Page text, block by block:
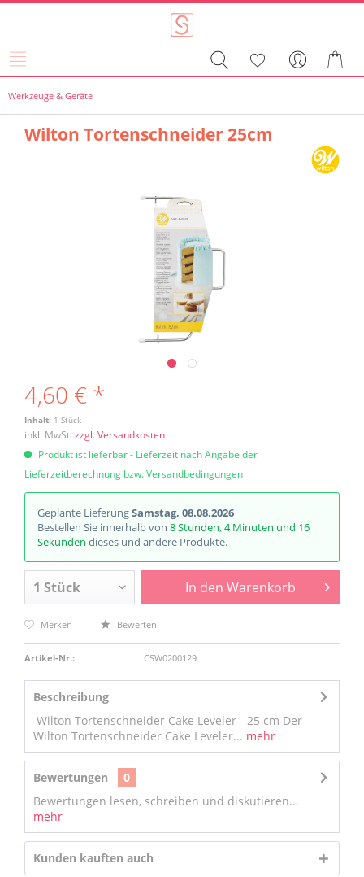
Werkzeuge & Geräte
Wilton Tortenschneider 25cm
4,60 € *
Inhalt: 1 Stück
inkl. MwSt. zzgl. Versandkosten
Produkt ist lieferbar - Lieferzeit nach Angabe der
Lieferzeitberechnung bzw. Versandbedingungen
Geplante LieferungSamstag, 08.08.2026
Bestellen Sie innerhalb von 8 Stunden, 4 Minuten und 15
Sekunden dieses und andere Produkte.
In den Warenkorb
Merken Bewerten
Artikel-Nr.: CSW0200129
Beschreibung
Wilton Tortenschneider Cake Leveler - 25 cm Der
Wilton Tortenschneider Cake Leveler... mehr
Bewertungen
0
Bewertungen lesen, schreiben und diskutieren...
mehr
Kunden kauften auch